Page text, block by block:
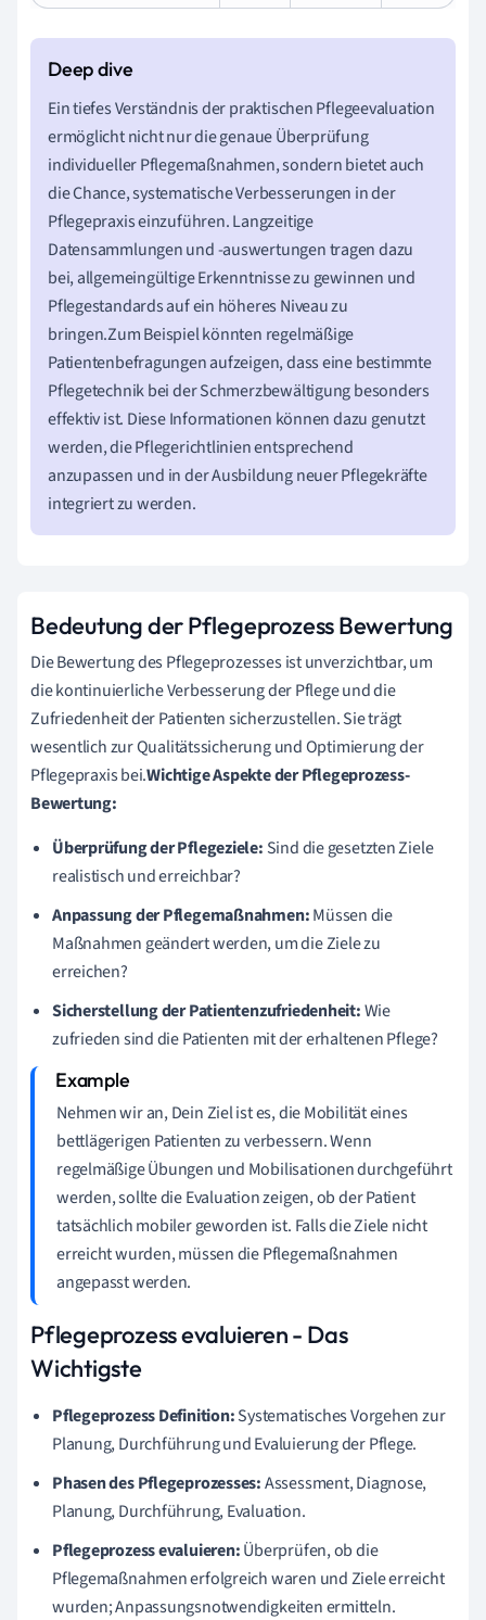
Ein tiefes Verständnis der praktischen Pflegeevaluation
ermöglicht nicht nur die genaue Überprüfung
individueller Pflegemaßnahmen, sondern bietet auch
die Chance, systematische Verbesserungen in der
Pflegepraxis einzuführen. Langzeitige
Datensammlungen und -auswertungen tragen dazu
bei, allgemeingültige Erkenntnisse zu gewinnen und
Pflegestandards auf ein höheres Niveau zu
bringen.Zum Beispiel könnten regelmäßige
Patientenbefragungen aufzeigen, dass eine bestimmte
Pflegetechnik bei der Schmerzbewältigung besonders
effektiv ist. Diese Informationen können dazu genutzt
werden, die Pflegerichtlinien entsprechend
anzupassen und in der Ausbildung neuer Pflegekräfte
integriert zu werden.
Bedeutung der Pflegeprozess Bewertung
Die Bewertung des Pflegeprozesses ist unverzichtbar, um
die kontinuierliche Verbesserung der Pflege und die
Zufriedenheit der Patienten sicherzustellen. Sie trägt
wesentlich zur Qualitätssicherung und Optimierung der
Pflegepraxis bei.Wichtige Aspekte der Pflegeprozess-
Bewertung:
Überprüfung der Pflegeziele: Sind die gesetzten Ziele
realistisch und erreichbar?
Anpassung der Pflegemaßnahmen:Müssen die
Maßnahmen geändert werden, um die Ziele zu
erreichen?
Sicherstellung der Patientenzufriedenheit:Wie
zufrieden sind die Patienten mit der erhaltenen Pflege?
Nehmen wir an, Dein Ziel ist es, die Mobilität eines
bettlägerigen Patienten zu verbessern. Wenn
regelmäßige Übungen und Mobilisationen durchgeführt
werden, sollte die Evaluation zeigen, ob der Patient
tatsächlich mobiler geworden ist. Falls die Ziele nicht
erreicht wurden, müssen die Pflegemaßnahmen
angepasst werden.
Pflegeprozess evaluieren - Das
Wichtigste
Pflegeprozess Definition:Systematisches Vorgehen zur
Planung, Durchführung und Evaluierung der Pflege.
Phasen des Pflegeprozesses:Assessment, Diagnose,
Planung, Durchführung, Evaluation.
Pflegeprozess evaluieren:Überprüfen, ob die
Pflegemaßnahmen erfolgreich waren und Ziele erreicht
wurden; Anpassungsnotwendigkeiten ermitteln.